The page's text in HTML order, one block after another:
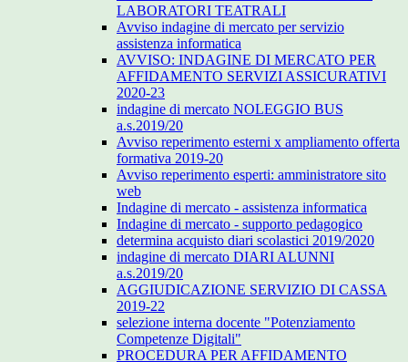
LABORATORI TEATRALI
Avviso indagine di mercato per servizio
assistenza informatica
AVVISO: INDAGINE DI MERCATO PER
AFFIDAMENTO SERVIZI ASSICURATIVI
2020-23
indagine di mercato NOLEGGIO BUS
a.s.2019/20
Avviso reperimento esterni x ampliamento offerta
formativa 2019-20
Avviso reperimento esperti: amministratore sito
web
Indagine di mercato - assistenza informatica
Indagine di mercato - supporto pedagogico
determina acquisto diari scolastici 2019/2020
indagine di mercato DIARI ALUNNI
a.s.2019/20
AGGIUDICAZIONE SERVIZIO DI CASSA
2019-22
selezione interna docente "Potenziamento
Competenze Digitali"
PROCEDURA PER AFFIDAMENTO